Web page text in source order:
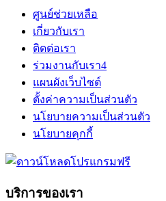
ศูนย์ช่วยเหลือ
เกี่ยวกับเรา
ติดต่อเรา
ร่วมงานกับเรา4
แผนผังเว็บไซต์
ตั้งค่าความเป็นส่วนตัว
นโยบายความเป็นส่วนตัว
นโยบายคุกกี้
บริการของเรา